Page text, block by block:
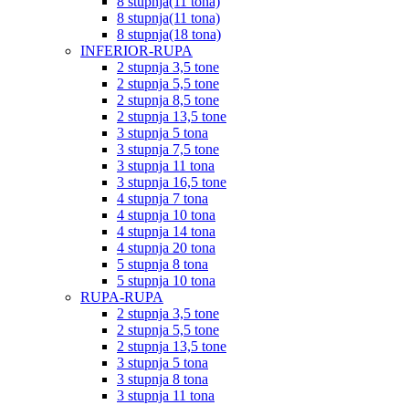
8 stupnja(11 tona)
8 stupnja(18 tona)
INFERIOR-RUPA
2 stupnja 3,5 tone
2 stupnja 5,5 tone
2 stupnja 8,5 tone
2 stupnja 13,5 tone
3 stupnja 5 tona
3 stupnja 7,5 tone
3 stupnja 11 tona
3 stupnja 16,5 tone
4 stupnja 7 tona
4 stupnja 10 tona
4 stupnja 14 tona
4 stupnja 20 tona
5 stupnja 8 tona
5 stupnja 10 tona
RUPA-RUPA
2 stupnja 3,5 tone
2 stupnja 5,5 tone
2 stupnja 13,5 tone
3 stupnja 5 tona
3 stupnja 8 tona
3 stupnja 11 tona